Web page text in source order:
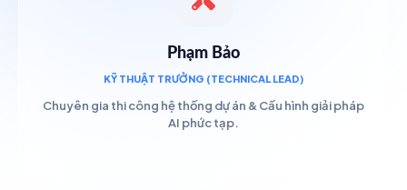
Phạm Bảo
KỸ THUẬT TRƯỞNG (TECHNICAL LEAD)
Chuyên gia thi công hệ thống dự án & Cấu hình giải pháp
AI phức tạp.